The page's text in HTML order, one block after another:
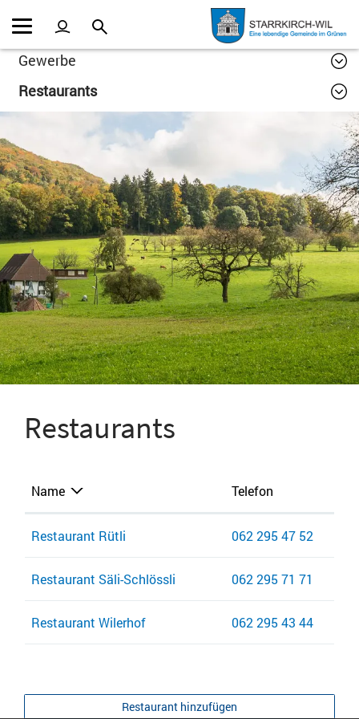
Kopfzeile
Inhalt
Gewerbe
Restaurants
Restaurants
Name Telefon
Restaurant Rütli 062 295 47 52
Restaurant Säli-Schlössli 062 295 71 71
Restaurant Wilerhof 062 295 43 44
Restaurant hinzufügen